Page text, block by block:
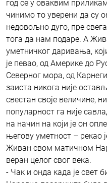
год се у оваквим
чинимо то уверени да су
недовољно дуго, пре
тога да нам подаре. А
уметничког даривања,
је певао, од Америке до
Северног мора, од
заиста никога није
свестан своје величине,
популарност га није
на начин на који је он
његову уметност – рекао
Живан свом матичном
веран целог свог века.
- Чак и онда када је свет